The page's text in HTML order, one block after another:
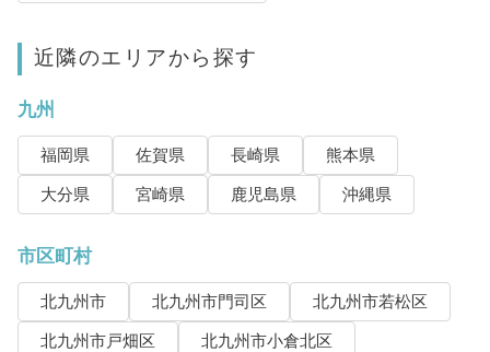
近隣のエリアから探す
九州
福岡県 佐賀県 長崎県
熊本県
大分県
宮崎県 鹿児島県 沖縄県
市区町村
北九州市 北九州市門司区
北九州市若松区
北九州市戸畑区
北九州市小倉北区